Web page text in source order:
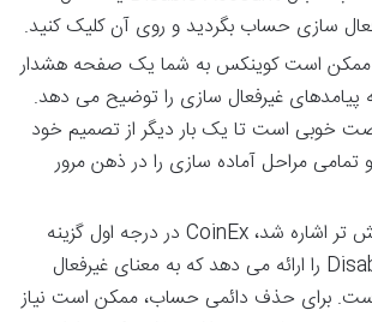
سازی حساب بگردید و روی آن کلیک کنید.
ممکن است کوینکس به شما یک صفحه هشدار
غیرفعال سازی را توضیح می دهد.
خوبی است تا یک بار دیگر از تصمیم خود
مراحل آماده سازی را در ذهن مرور
همانطور که پیش تر اشاره شد، CoinEx در درجه اول گزینه
Disable Account را ارائه می دهد که به معنای غیرفعال
برای حذف دائمی حساب، ممکن است نیاز